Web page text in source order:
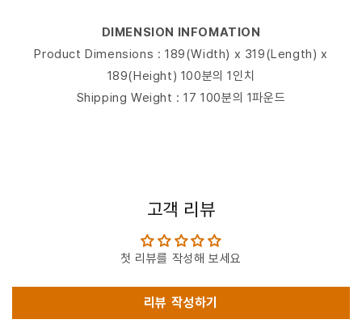
DIMENSION INFOMATION
Product Dimensions : 189(Width) x 319(Length) x
189(Height) 100분의 1인치
Shipping Weight : 17 100분의 1파운드
고객 리뷰
첫 리뷰를 작성해 보세요
리뷰 작성하기